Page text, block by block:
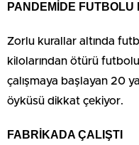
PANDEMİDE FUTBOLU
Zorlu kurallar altında
kilolarından ötürü futbolu
çalışmaya başlayan 20
öyküsü dikkat çekiyor.
FABRİKADA ÇALIŞTI